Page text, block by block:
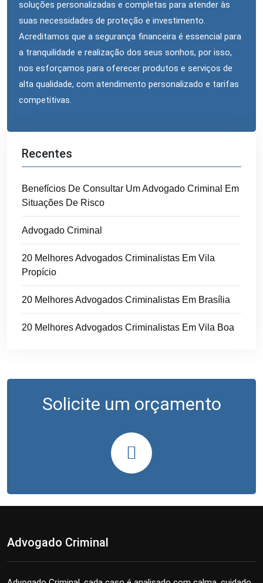
soluções personalizadas e completas para atender às
suas necessidades de proteção e investimento.
Acreditamos que a segurança financeira é essencial para
a tranquilidade e realização dos seus sonhos, por isso,
nos esforçamos para oferecer produtos e serviços de
alta qualidade, com atendimento personalizado e tarifas
competitivas.
Recentes
Benefícios De Consultar Um Advogado Criminal Em
Situações De Risco
Advogado Criminal
20 Melhores Advogados Criminalistas Em Vila
Propício
20 Melhores Advogados Criminalistas Em Brasília
20 Melhores Advogados Criminalistas Em Vila Boa
Solicite um orçamento
Advogado Criminal